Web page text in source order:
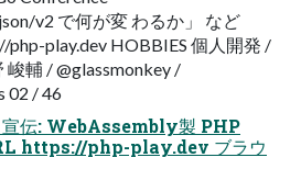
v2 で何が変 わるか」 など
php-play.dev HOBBIES 個人開発 /
峻輔 / @glassmonkey /
02 / 46
宣伝: WebAssembly製 PHP
https://php-play.dev ブラウ